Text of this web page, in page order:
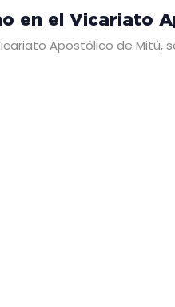
en el Vicariato
Apostólico de